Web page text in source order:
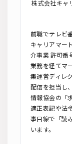
株式会社キャ
前職でテレビ
キャリアマー
介事業 許可番
業務を経てマ
集運営ディレ
配信を担当し
情報協会の「
適正表記や法
事目線で「読
います。